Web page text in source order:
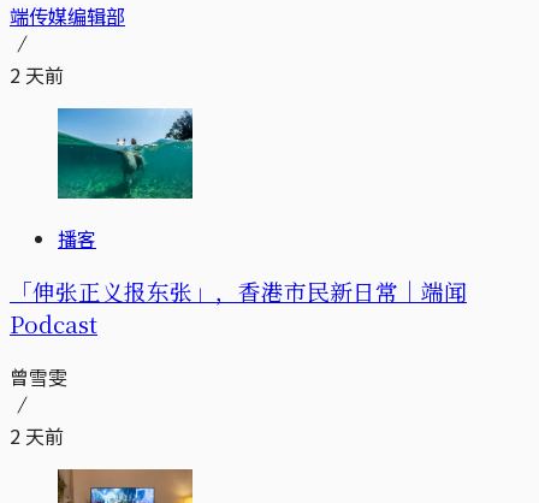
端传媒编辑部
2 天前
播客
「伸张正义报东张」，香港市民新日常｜端闻
Podcast
曾雪雯
2 天前